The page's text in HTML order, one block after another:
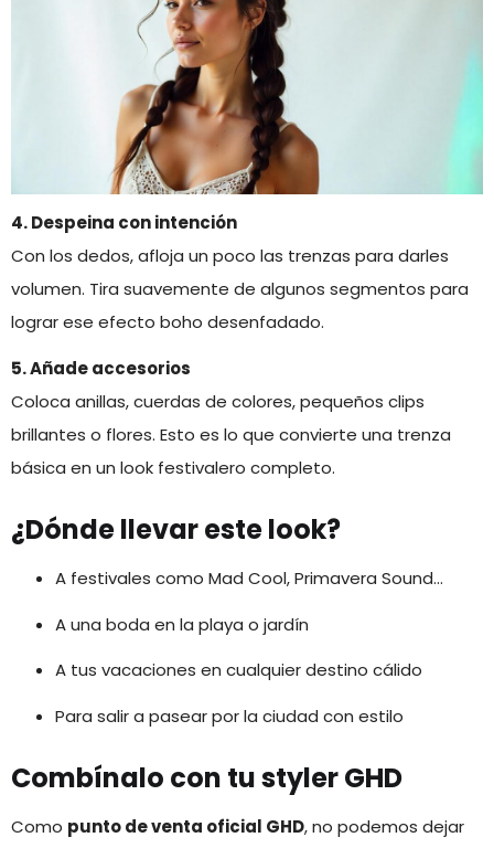
4. Despeina con intención
Con los dedos, afloja un poco las trenzas para darles
volumen. Tira suavemente de algunos segmentos para
lograr ese efecto boho desenfadado.
5. Añade accesorios
Coloca anillas, cuerdas de colores, pequeños clips
brillantes o flores. Esto es lo que convierte una trenza
básica en un look festivalero completo.
¿Dónde llevar este look?
A festivales como Mad Cool, Primavera Sound…
A una boda en la playa o jardín
A tus vacaciones en cualquier destino cálido
Para salir a pasear por la ciudad con estilo
Combínalo con tu styler GHD
Como punto de venta oficial GHD, no podemos dejar